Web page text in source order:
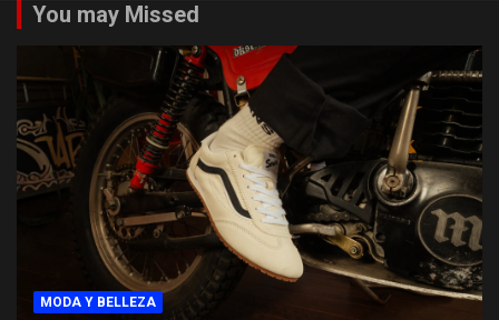
You may Missed
MODA Y BELLEZA